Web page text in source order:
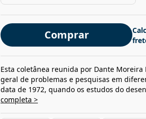
Comprar
Esta coletânea reunida por Dante
geral de problemas e pesquisas em
data de 1972, quando os estudos do
completa >